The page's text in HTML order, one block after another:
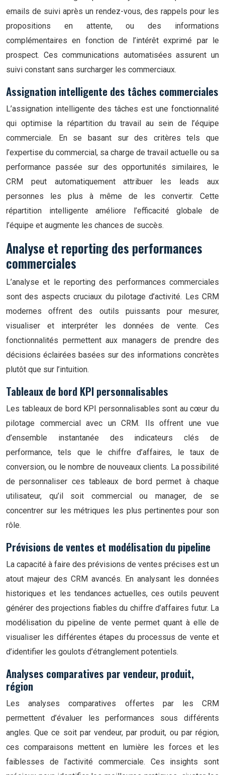
emails de suivi après un rendez-vous, des rappels pour les
propositions en attente, ou des informations
complémentaires en fonction de l’intérêt exprimé par le
prospect. Ces communications automatisées assurent un
suivi constant sans surcharger les commerciaux.
Assignation intelligente des tâches commerciales
L’assignation intelligente des tâches est une fonctionnalité
qui optimise la répartition du travail au sein de l’équipe
commerciale. En se basant sur des critères tels que
l’expertise du commercial, sa charge de travail actuelle ou sa
performance passée sur des opportunités similaires, le
CRM peut automatiquement attribuer les leads aux
personnes les plus à même de les convertir. Cette
répartition intelligente améliore l’efficacité globale de
l’équipe et augmente les chances de succès.
Analyse et reporting des performances
commerciales
L’analyse et le reporting des performances commerciales
sont des aspects cruciaux du pilotage d’activité. Les CRM
modernes offrent des outils puissants pour mesurer,
visualiser et interpréter les données de vente. Ces
fonctionnalités permettent aux managers de prendre des
décisions éclairées basées sur des informations concrètes
plutôt que sur l’intuition.
Tableaux de bord KPI personnalisables
Les tableaux de bord KPI personnalisables sont au cœur du
pilotage commercial avec un CRM. Ils offrent une vue
d’ensemble instantanée des indicateurs clés de
performance, tels que le chiffre d’affaires, le taux de
conversion, ou le nombre de nouveaux clients. La possibilité
de personnaliser ces tableaux de bord permet à chaque
utilisateur, qu’il soit commercial ou manager, de se
concentrer sur les métriques les plus pertinentes pour son
rôle.
Prévisions de ventes et modélisation du pipeline
La capacité à faire des prévisions de ventes précises est un
atout majeur des CRM avancés. En analysant les données
historiques et les tendances actuelles, ces outils peuvent
générer des projections fiables du chiffre d’affaires futur. La
modélisation du pipeline de vente permet quant à elle de
visualiser les différentes étapes du processus de vente et
d’identifier les goulots d’étranglement potentiels.
Analyses comparatives par vendeur, produit,
région
Les analyses comparatives offertes par les CRM
permettent d’évaluer les performances sous différents
angles. Que ce soit par vendeur, par produit, ou par région,
ces comparaisons mettent en lumière les forces et les
faiblesses de l’activité commerciale. Ces insights sont